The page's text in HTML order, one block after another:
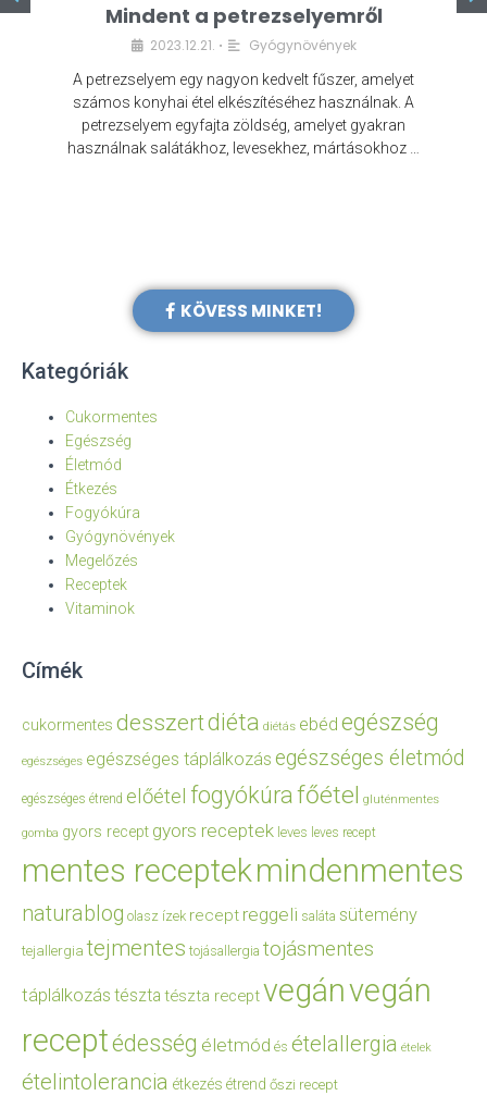
Mindent a petrezselyemről
2023.12.21. • Gyógynövények
A petrezselyem egy nagyon kedvelt fűszer, amelyet
számos konyhai étel elkészítéséhez használnak. A
petrezselyem egyfajta zöldség, amelyet gyakran
használnak salátákhoz, levesekhez, mártásokhoz …
KÖVESS MINKET!
Kategóriák
Cukormentes
Egészség
Életmód
Étkezés
Fogyókúra
Gyógynövények
Megelőzés
Receptek
Vitaminok
Címék
cukormentes desszertdiéta diétás ebéd egészség
egészséges egészséges táplálkozás egészséges életmód
egészséges étrend előétel fogyókúrafőétel gluténmentes
gomba gyors recept gyors receptek leves leves recept
mentes receptekmindenmentes
naturablog olasz ízek recept reggeli saláta sütemény
tejallergia tejmentes tojásallergia tojásmentes
táplálkozás tészta tészta receptvegánvegán
receptédesség életmód és ételallergia ételek
ételintolerancia étkezés étrend őszi recept